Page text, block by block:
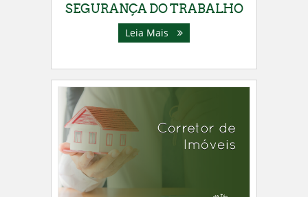
SEGURANÇA DO TRABALHO
Leia Mais